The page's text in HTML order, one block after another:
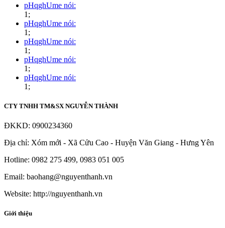
pHqghUme nói:
1;
pHqghUme nói:
1;
pHqghUme nói:
1;
pHqghUme nói:
1;
pHqghUme nói:
1;
CTY TNHH TM&SX NGUYỄN THÀNH
ĐKKD: 0900234360
Địa chỉ: Xóm mới - Xã Cửu Cao - Huyện Văn Giang - Hưng Yên
Hotline: 0982 275 499, 0983 051 005
Email: baohang@nguyenthanh.vn
Website: http://nguyenthanh.vn
Giới thiệu